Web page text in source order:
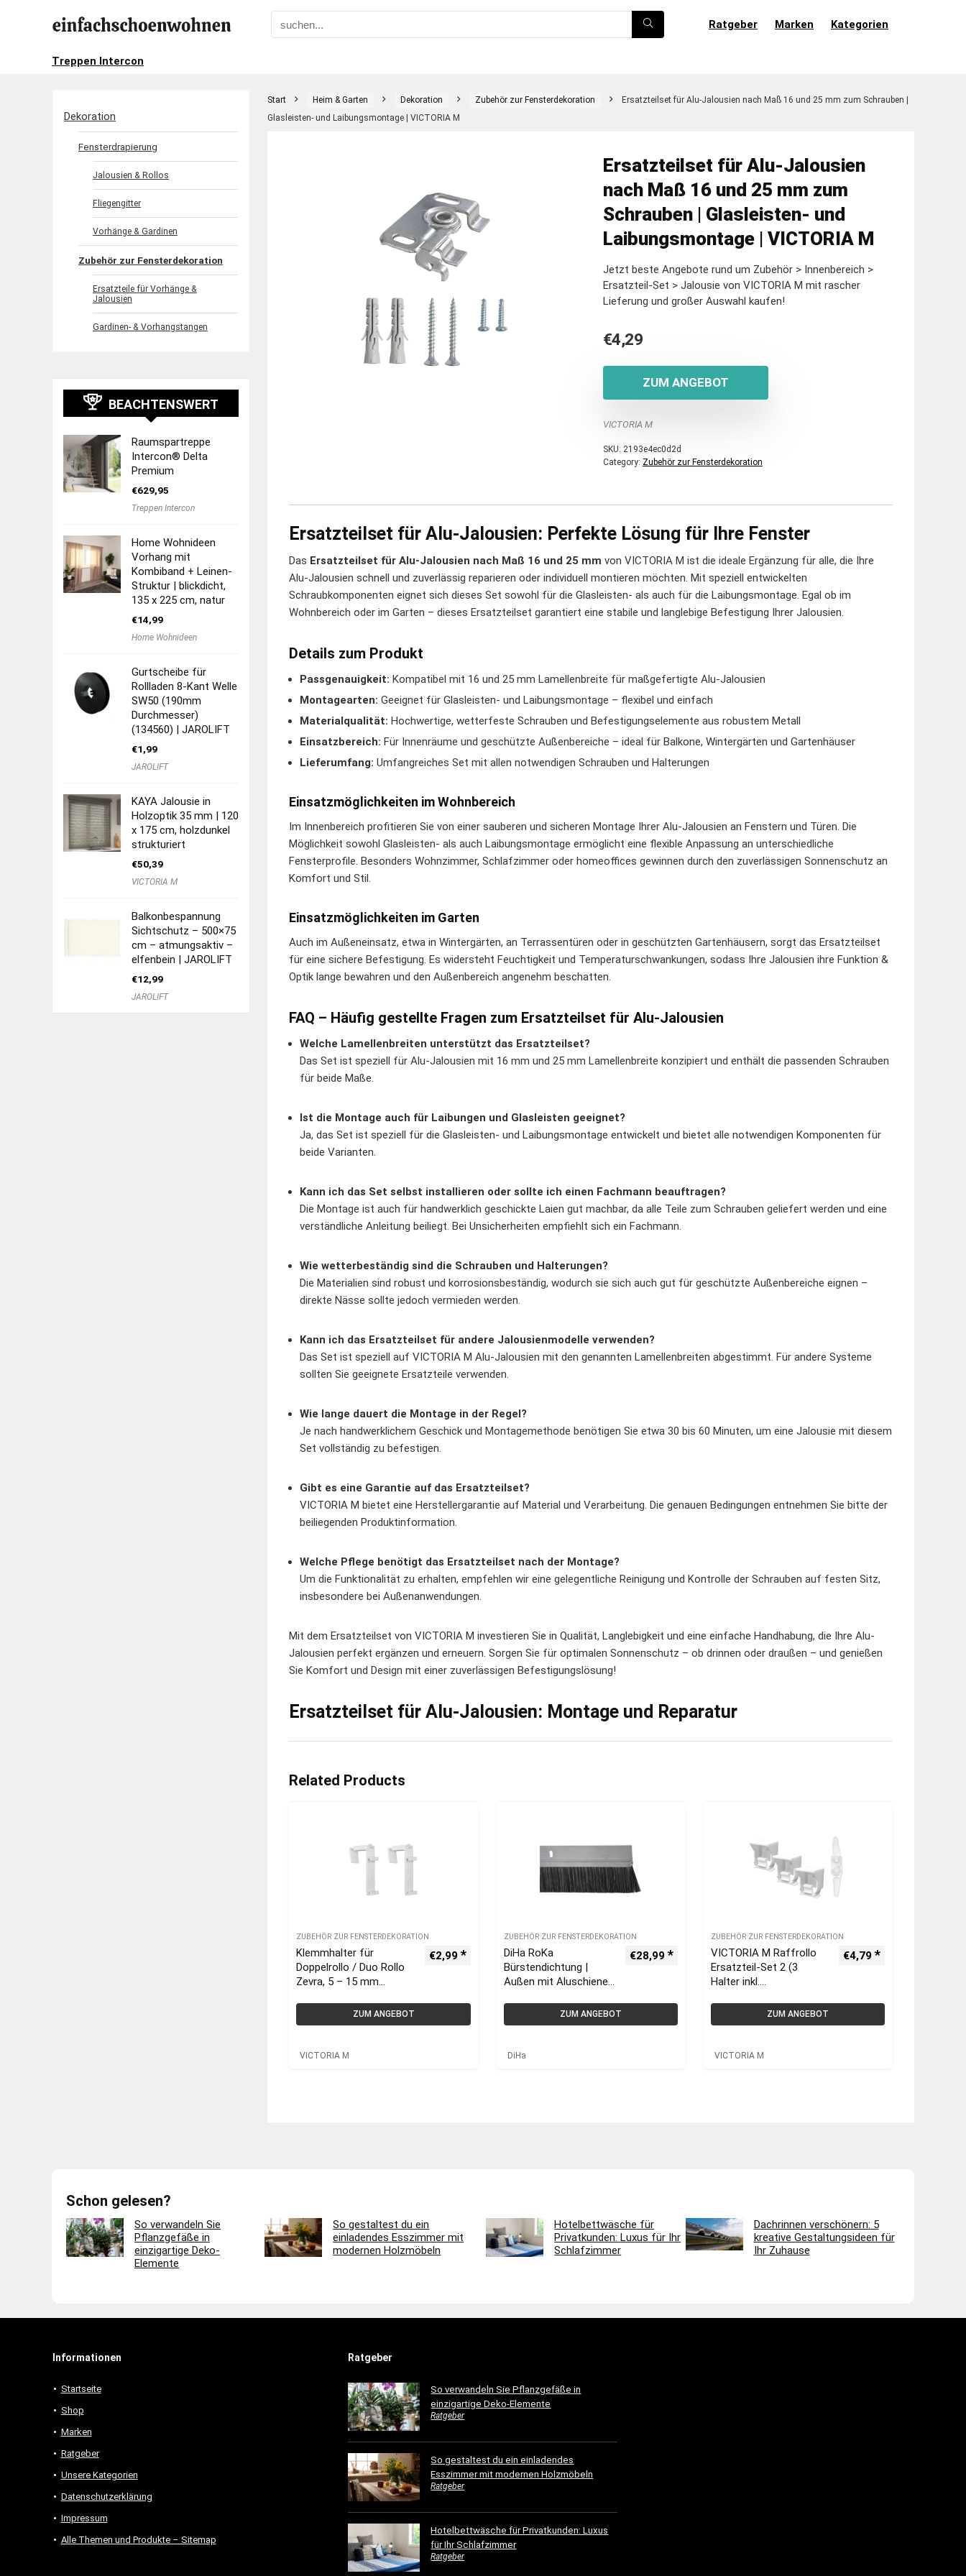
Ratgeber Marken Kategorien
Treppen Intercon
Start Heim & Garten Dekoration Zubehör zur Fensterdekoration
Ersatzteilset für Alu-Jalousien nach Maß 16 und 25 mm zum Schrauben |
Glasleisten- und Laibungsmontage | VICTORIA M
Ersatzteilset für Alu-Jalousien
nach Maß 16 und 25 mm zum
Schrauben | Glasleisten- und
Laibungsmontage | VICTORIA M
Jetzt beste Angebote rund um Zubehör > Innenbereich >
Ersatzteil-Set > Jalousie von VICTORIA M mit rascher
Lieferung und großer Auswahl kaufen!
€4,29
ZUM ANGEBOT
VICTORIA M
SKU: 2193e4ec0d2d
Category: Zubehör zur Fensterdekoration
Ersatzteilset für Alu-Jalousien: Perfekte Lösung für Ihre Fenster
Das Ersatzteilset für Alu-Jalousien nach Maß 16 und 25 mm von VICTORIA M ist die ideale Ergänzung für alle, die Ihre
Alu-Jalousien schnell und zuverlässig reparieren oder individuell montieren möchten. Mit speziell entwickelten
Schraubkomponenten eignet sich dieses Set sowohl für die Glasleisten- als auch für die Laibungsmontage. Egal ob im
Wohnbereich oder im Garten – dieses Ersatzteilset garantiert eine stabile und langlebige Befestigung Ihrer Jalousien.
Details zum Produkt
Passgenauigkeit: Kompatibel mit 16 und 25 mm Lamellenbreite für maßgefertigte Alu-Jalousien
Montagearten: Geeignet für Glasleisten- und Laibungsmontage – flexibel und einfach
Materialqualität: Hochwertige, wetterfeste Schrauben und Befestigungselemente aus robustem Metall
Einsatzbereich: Für Innenräume und geschützte Außenbereiche – ideal für Balkone, Wintergärten und Gartenhäuser
Lieferumfang: Umfangreiches Set mit allen notwendigen Schrauben und Halterungen
Einsatzmöglichkeiten im Wohnbereich
Im Innenbereich profitieren Sie von einer sauberen und sicheren Montage Ihrer Alu-Jalousien an Fenstern und Türen. Die
Möglichkeit sowohl Glasleisten- als auch Laibungsmontage ermöglicht eine flexible Anpassung an unterschiedliche
Fensterprofile. Besonders Wohnzimmer, Schlafzimmer oder homeoffices gewinnen durch den zuverlässigen Sonnenschutz an
Komfort und Stil.
Einsatzmöglichkeiten im Garten
Auch im Außeneinsatz, etwa in Wintergärten, an Terrassentüren oder in geschützten Gartenhäusern, sorgt das Ersatzteilset
für eine sichere Befestigung. Es widersteht Feuchtigkeit und Temperaturschwankungen, sodass Ihre Jalousien ihre Funktion &
Optik lange bewahren und den Außenbereich angenehm beschatten.
FAQ – Häufig gestellte Fragen zum Ersatzteilset für Alu-Jalousien
Welche Lamellenbreiten unterstützt das Ersatzteilset?
Das Set ist speziell für Alu-Jalousien mit 16 mm und 25 mm Lamellenbreite konzipiert und enthält die passenden Schrauben
für beide Maße.
Ist die Montage auch für Laibungen und Glasleisten geeignet?
Ja, das Set ist speziell für die Glasleisten- und Laibungsmontage entwickelt und bietet alle notwendigen Komponenten für
beide Varianten.
Kann ich das Set selbst installieren oder sollte ich einen Fachmann beauftragen?
Die Montage ist auch für handwerklich geschickte Laien gut machbar, da alle Teile zum Schrauben geliefert werden und eine
verständliche Anleitung beiliegt. Bei Unsicherheiten empfiehlt sich ein Fachmann.
Wie wetterbeständig sind die Schrauben und Halterungen?
Die Materialien sind robust und korrosionsbeständig, wodurch sie sich auch gut für geschützte Außenbereiche eignen –
direkte Nässe sollte jedoch vermieden werden.
Kann ich das Ersatzteilset für andere Jalousienmodelle verwenden?
Das Set ist speziell auf VICTORIA M Alu-Jalousien mit den genannten Lamellenbreiten abgestimmt. Für andere Systeme
sollten Sie geeignete Ersatzteile verwenden.
Wie lange dauert die Montage in der Regel?
Je nach handwerklichem Geschick und Montagemethode benötigen Sie etwa 30 bis 60 Minuten, um eine Jalousie mit diesem
Set vollständig zu befestigen.
Gibt es eine Garantie auf das Ersatzteilset?
VICTORIA M bietet eine Herstellergarantie auf Material und Verarbeitung. Die genauen Bedingungen entnehmen Sie bitte der
beiliegenden Produktinformation.
Welche Pflege benötigt das Ersatzteilset nach der Montage?
Um die Funktionalität zu erhalten, empfehlen wir eine gelegentliche Reinigung und Kontrolle der Schrauben auf festen Sitz,
insbesondere bei Außenanwendungen.
Mit dem Ersatzteilset von VICTORIA M investieren Sie in Qualität, Langlebigkeit und eine einfache Handhabung, die Ihre Alu-
Jalousien perfekt ergänzen und erneuern. Sorgen Sie für optimalen Sonnenschutz – ob drinnen oder draußen – und genießen
Sie Komfort und Design mit einer zuverlässigen Befestigungslösung!
Ersatzteilset für Alu-Jalousien: Montage und Reparatur
Related Products
ZUBEHÖR ZUR FENSTERDEKORATION
Klemmhalter für
Doppelrollo / Duo Rollo
Zevra, 5 – 15 mm
VICTORIA M
€2,99
ZUM ANGEBOT
VICTORIA M
ZUBEHÖR ZUR FENSTERDEKORATION
DiHa RoKa
Bürstendichtung |
Außen mit Aluschiene
Rollladenkasten
€28,99
ZUM ANGEBOT
DiHa
ZUBEHÖR ZUR FENSTERDEKORATION
VICTORIA M Raffrollo
Ersatzteil-Set 2 (3
Halter inkl.
€4,79
ZUM ANGEBOT
VICTORIA M
Dekoration
Fensterdrapierung
Jalousien & Rollos
Fliegengitter
Vorhänge & Gardinen
Zubehör zur Fensterdekoration
Ersatzteile für Vorhänge &
Jalousien
Gardinen- & Vorhangstangen
BEACHTENSWERT
Raumspartreppe
Intercon® Delta
Premium
€629,95
Treppen Intercon
Home Wohnideen
Vorhang mit
Kombiband + Leinen-
Struktur | blickdicht,
135 x 225 cm, natur
€14,99
Home Wohnideen
Gurtscheibe für
Rollladen 8-Kant Welle
SW50 (190mm
Durchmesser)
(134560) | JAROLIFT
€1,99
JAROLIFT
KAYA Jalousie in
Holzoptik 35 mm | 120
x 175 cm, holzdunkel
strukturiert
€50,39
VICTORIA M
Balkonbespannung
Sichtschutz – 500×75
cm – atmungsaktiv –
elfenbein | JAROLIFT
€12,99
JAROLIFT
Schon gelesen?
So verwandeln Sie
Pflanzgefäße in
einzigartige Deko-
Elemente
So gestaltest du ein
einladendes Esszimmer mit
modernen Holzmöbeln
Hotelbettwäsche für
Privatkunden: Luxus für Ihr
Schlafzimmer
Dachrinnen verschönern: 5
kreative Gestaltungsideen für
Ihr Zuhause
Informationen
Startseite
Shop
Marken
Ratgeber
Unsere Kategorien
Datenschutzerklärung
Impressum
Alle Themen und Produkte – Sitemap
Ratgeber
So verwandeln Sie Pflanzgefäße in
einzigartige Deko-Elemente
Ratgeber
So gestaltest du ein einladendes
Esszimmer mit modernen Holzmöbeln
Ratgeber
Hotelbettwäsche für Privatkunden: Luxus
für Ihr Schlafzimmer
Ratgeber